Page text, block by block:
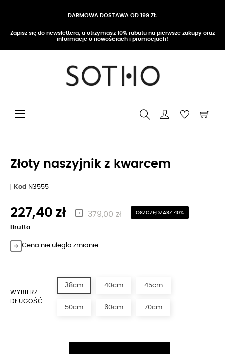
DARMOWA DOSTAWA OD 199 ZŁ
Zapisz się do newslettera, a otrzymasz 10% rabatu na pierwsze zakupy oraz
informacje o nowościach i promocjach!
Przełącz nawigację
☰
Złoty naszyjnik z kwarcem
Kod N3555
227,40 zł 379,00 zł OSZCZĘDZASZ 40%
Brutto
Cena nie uległa zmianie
WYBIERZ
DŁUGOŚĆ
38cm 40cm 45cm
50cm 60cm 70cm